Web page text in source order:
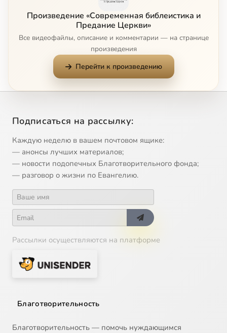
Произведение «Современная библеистика и
Предание Церкви»
Все видеофайлы, описание и комментарии — на странице
произведения
Перейти к произведению
Подписаться на рассылку:
Каждую неделю в вашем почтовом ящике:
— анонсы лучших материалов;
— новости подопечных Благотворительного фонда;
— разговор о жизни по Евангелию.
Рассылки осуществляются на платформе
Благотворительность
Благотворительность — помочь нуждающимся